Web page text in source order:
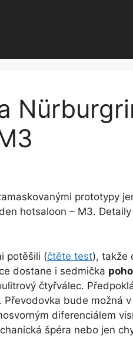
prototypy
hotsaloon – M3.
potěšili (čtěte test), takže
dostane i sedmička
čtyřválec.
. Převodovka bude možná
diferenciálem
špéra nebo jen